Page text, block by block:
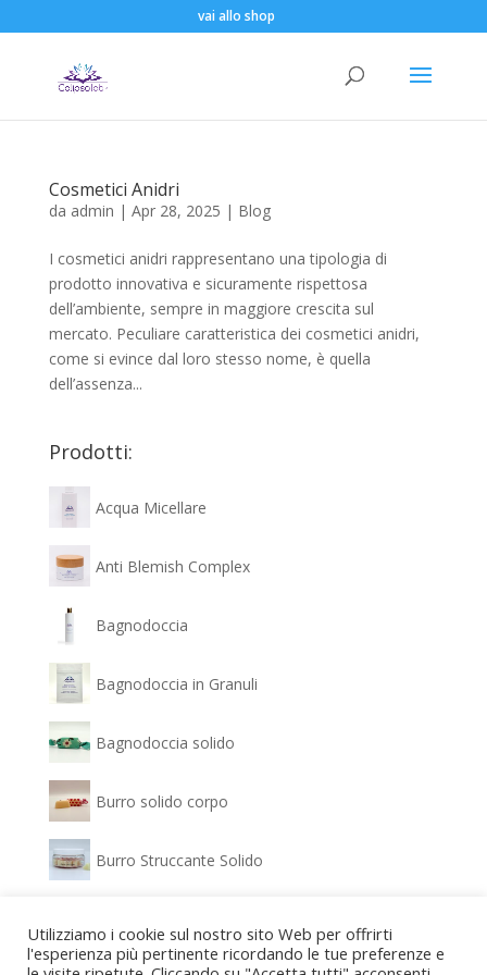
vai allo shop
Cosmetici Anidri
da admin | Apr 28, 2025 | Blog
I cosmetici anidri rappresentano una tipologia di
prodotto innovativa e sicuramente rispettosa
dell’ambiente, sempre in maggiore crescita sul
mercato. Peculiare caratteristica dei cosmetici anidri,
come si evince dal loro stesso nome, è quella
dell’assenza...
Prodotti:
Acqua Micellare
Anti Blemish Complex
Bagnodoccia
Bagnodoccia in Granuli
Bagnodoccia solido
Burro solido corpo
Burro Struccante Solido
Utilizziamo i cookie sul nostro sito Web per offrirti
l'esperienza più pertinente ricordando le tue preferenze e